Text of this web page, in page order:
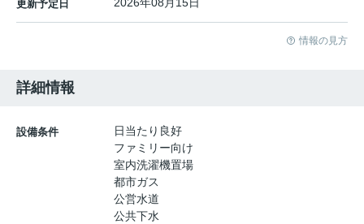
更新予定日
情報の見方
詳細情報
設備条件
日当たり良好
ファミリー向け
室内洗濯機置場
都市ガス
公営水道
公共下水